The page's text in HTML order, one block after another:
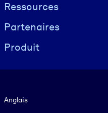
Ressources
Partenaires
Produit
Anglais